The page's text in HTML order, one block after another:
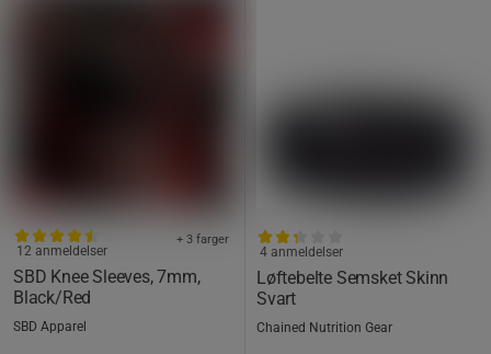
SBD Knee Sleeves, 7mm,
Black/Red
+ 3 farger
12 anmeldelser
SBD Apparel
Løftebelte Semsket Skinn
Svart
4 anmeldelser
Chained Nutrition Gear